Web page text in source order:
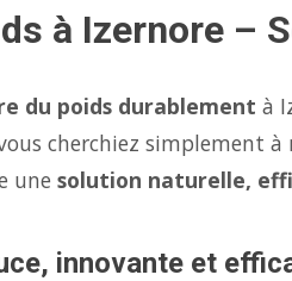
à Izernore –
du poids durablement à
cherchiez simplement
une solution naturelle,
innovante et